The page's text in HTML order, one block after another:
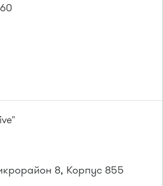
13, 15, 23, 29, 312, 377, 390, 476,
377, 390, 408м, 431м, 476, 476м,
аллея"
15, 23, 31.
431м, 476м, 720м, 721м, 900, 903
8, Корпус 855